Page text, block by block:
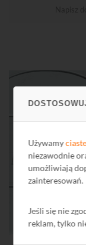
Używamy
niezawodnie
umożliwiają
zainteresowań.
Jeśli się nie
reklam, tylko